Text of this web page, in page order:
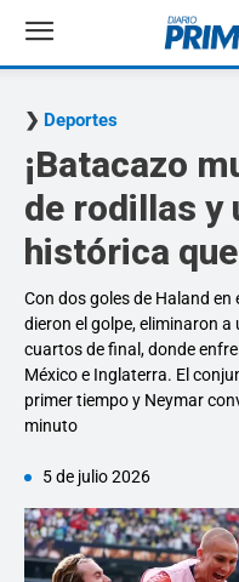
Deportes
¡Batacazo
de rodillas y
histórica
Con dos goles de Haland
dieron el golpe, eliminaron
cuartos de final, donde
México e Inglaterra. El
primer tiempo y Neymar
minuto
5 de julio 2026